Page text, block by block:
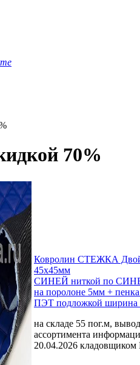
70%
Ковролин СТЕЖКА
45х45мм
СИНЕЙ ниткой по
на поролоне 5мм +
ПЭТ подложкой ширина
на складе 55 пог.м,
ассортимента
20.04.2026 кладовщиком